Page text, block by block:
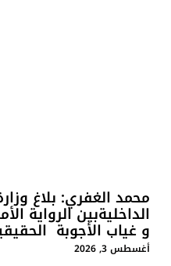
محمد الغفري: بلاغ
الداخليةبين الرواية
و غياب الأجوبة
أغسطس 3, 2026